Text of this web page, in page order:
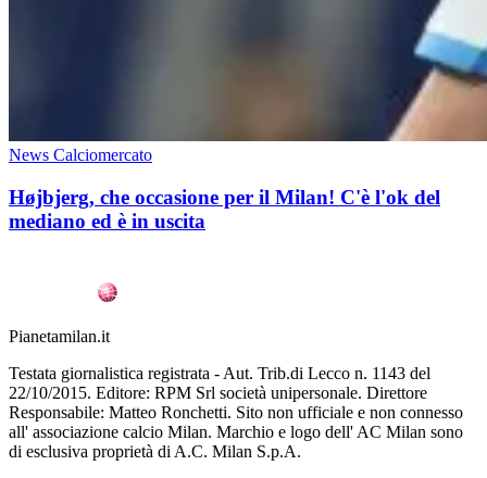
News Calciomercato
Højbjerg, che occasione per il Milan! C'è l'ok del
mediano ed è in uscita
Pianetamilan.it
Testata giornalistica registrata - Aut. Trib.di Lecco n. 1143 del
22/10/2015. Editore: RPM Srl società unipersonale. Direttore
Responsabile: Matteo Ronchetti. Sito non ufficiale e non connesso
all' associazione calcio Milan. Marchio e logo dell' AC Milan sono
di esclusiva proprietà di A.C. Milan S.p.A.